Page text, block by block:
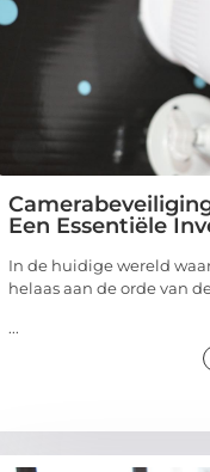
Een Essentiële
In de huidige wereld
helaas aan de orde van
...